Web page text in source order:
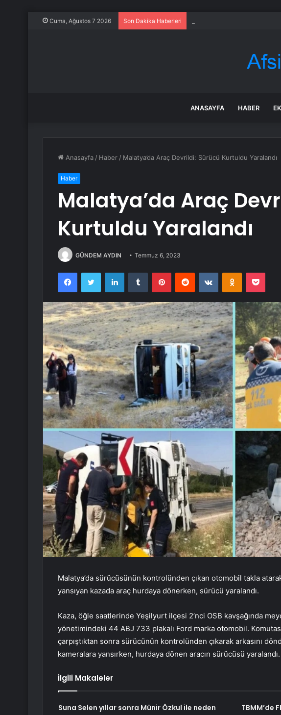
Cuma, Ağustos 7 2026 Son Dakika Haberleri
ANASAYFA HABER
Anasayfa / Haber / Malatya’da Araç Devrildi: Sürücü Kurtuldu Yaralandı
Haber
Malatya’da Araç
Kurtuldu Yaralandı
GÜNDEM AYDIN Temmuz 6, 2023
FacebookTwitter LinkedInTumblr PinterestReddit VKontakteOdnoklassniki
Malatya’da sürücüsünün kontrolünden çıkan otomobil takla
yansıyan kazada araç hurdaya dönerken, sürücü yaralandı.
Kaza, öğle saatlerinde Yeşilyurt ilçesi 2’nci OSB kavşağında
yönetimindeki 44 ABJ 733 plakalı Ford marka otomobil.
çarpıştıktan sonra sürücünün kontrolünden çıkarak arkasını
kameralara yansırken, hurdaya dönen aracın sürücüsü yaralandı.
İlgili Makaleler
Suna Selen yıllar sonra Münir Özkul ile neden
TBMM’de